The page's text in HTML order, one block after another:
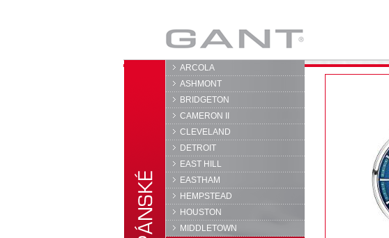
GANT
ARCOLA
ASHMONT
BRIDGETON
CAMERON II
CLEVELAND
DETROIT
EAST HILL
EASTHAM
HEMPSTEAD
HOUSTON
MIDDLETOWN